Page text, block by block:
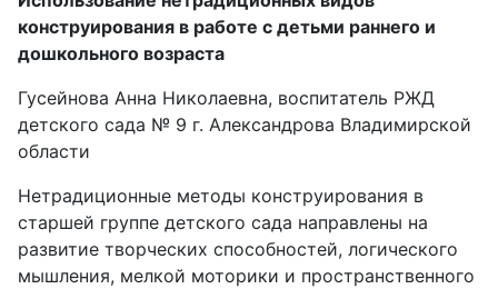
конструирования в работе с детьми раннего и
дошкольного возраста
Гусейнова Анна Николаевна, воспитатель РЖД
детского сада № 9 г. Александрова Владимирской
области
Нетрадиционные методы конструирования в
старшей группе детского сада направлены на
развитие творческих способностей, логического
мышления, мелкой моторики и пространственного